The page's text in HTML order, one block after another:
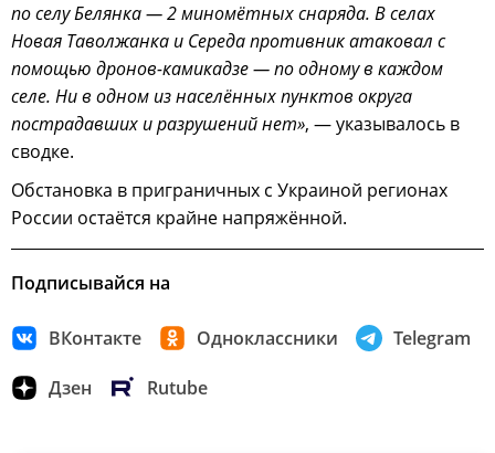
по селу Белянка — 2 миномётных снаряда. В селах
Новая Таволжанка и Середа противник атаковал с
помощью дронов-камикадзе — по одному в каждом
селе. Ни в одном из населённых пунктов округа
пострадавших и разрушений нет», — указывалось в
сводке.
Обстановка в приграничных с Украиной регионах
России остаётся крайне напряжённой.
Подписывайся на
ВКонтакте Одноклассники Telegram
Дзен Rutube